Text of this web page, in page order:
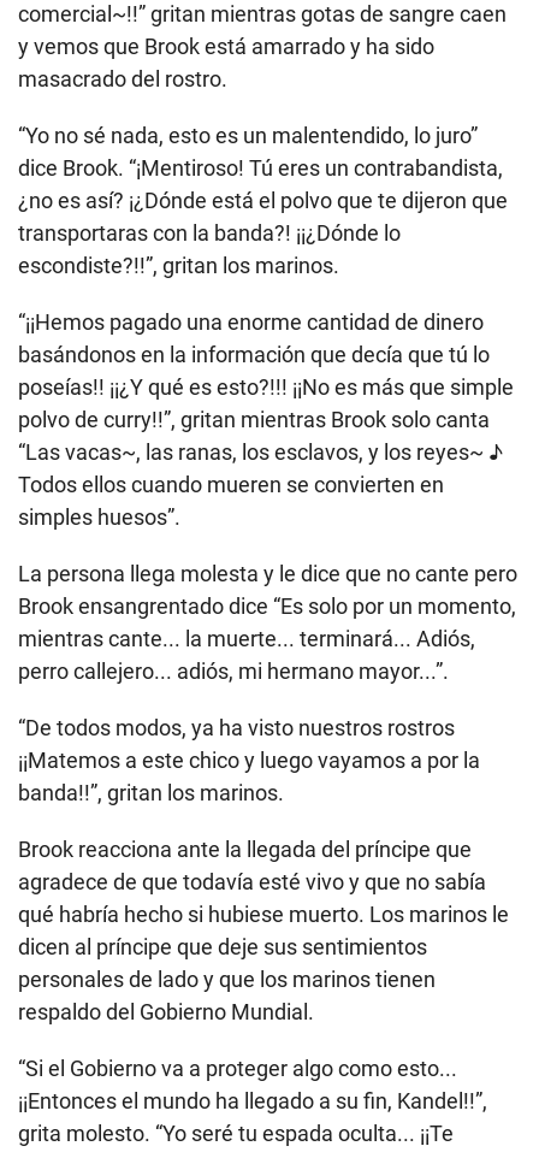
comercial~!!” gritan mientras gotas de sangre caen
y vemos que Brook está amarrado y ha sido
masacrado del rostro.
“Yo no sé nada, esto es un malentendido, lo juro”
dice Brook. “¡Mentiroso! Tú eres un contrabandista,
¿no es así? ¡¿Dónde está el polvo que te dijeron que
transportaras con la banda?! ¡¡¿Dónde lo
escondiste?!!”, gritan los marinos.
“¡¡Hemos pagado una enorme cantidad de dinero
basándonos en la información que decía que tú lo
poseías!! ¡¡¿Y qué es esto?!!! ¡¡No es más que simple
polvo de curry!!”, gritan mientras Brook solo canta
“Las vacas~, las ranas, los esclavos, y los reyes~ ♪
Todos ellos cuando mueren se convierten en
simples huesos”.
La persona llega molesta y le dice que no cante pero
Brook ensangrentado dice “Es solo por un momento,
mientras cante... la muerte... terminará... Adiós,
perro callejero... adiós, mi hermano mayor...”.
“De todos modos, ya ha visto nuestros rostros
¡¡Matemos a este chico y luego vayamos a por la
banda!!”, gritan los marinos.
Brook reacciona ante la llegada del príncipe que
agradece de que todavía esté vivo y que no sabía
qué habría hecho si hubiese muerto. Los marinos le
dicen al príncipe que deje sus sentimientos
personales de lado y que los marinos tienen
respaldo del Gobierno Mundial.
“Si el Gobierno va a proteger algo como esto...
¡¡Entonces el mundo ha llegado a su fin, Kandel!!”,
grita molesto. “Yo seré tu espada oculta... ¡¡Te